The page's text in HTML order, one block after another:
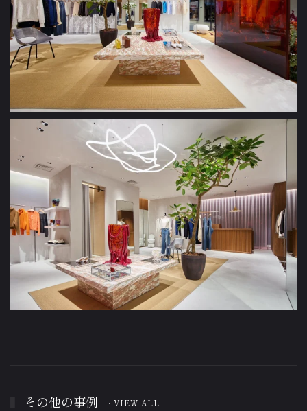
その他の事例 ・VIEW ALL